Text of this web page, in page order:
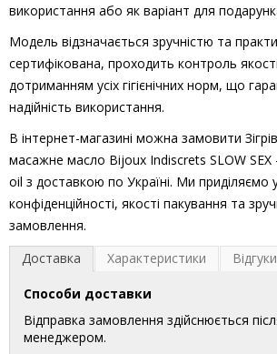
використання або як варіант для
Модель відзначається зручністю та
сертифікована, проходить контроль
дотриманням усіх гігієнічних норм, що
надійність використання.
В інтернет-магазині можна замовити
масажне масло Bijoux Indiscrets SLOW SEX
oil з доставкою по Україні. Ми приділяємо
конфіденційності, якості пакування та
замовлення.
Доставка
Характеристики
Способи доставки
Відправка замовлення здійснюється
менеджером.